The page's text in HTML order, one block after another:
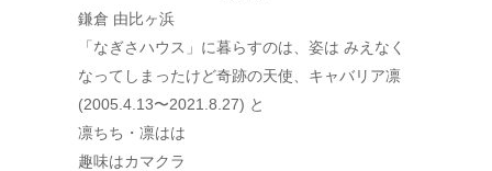
鎌倉 由比ヶ浜
「なぎさハウス」に暮らすのは、姿は みえなく
なってしまったけど奇跡の天使、キャバリア凛
(2005.4.13〜2021.8.27) と
凛ちち・凛はは
趣味はカマクラ